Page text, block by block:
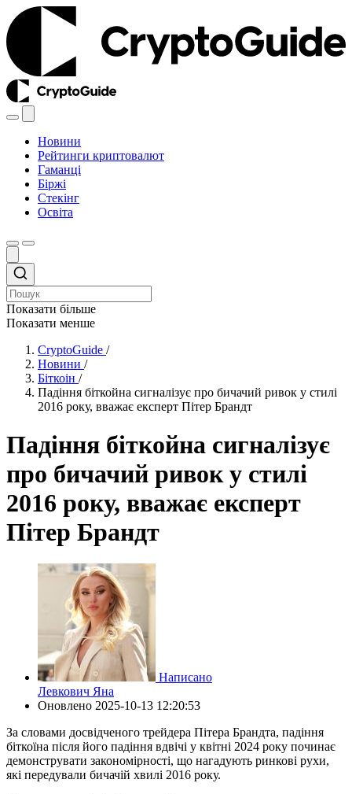
Новини
Рейтинги криптовалют
Гаманці
Біржі
Стекінг
Освіта
Показати більше
Показати менше
CryptoGuide /
Новини /
Біткоін /
Падіння біткойна сигналізує про бичачий ривок у стилі
2016 року, вважає експерт Пітер Брандт
Падіння біткойна сигналізує
про бичачий ривок у стилі
2016 року, вважає експерт
Пітер Брандт
Написано
Левкович Яна
Оновлено 2025-10-13 12:20:53
За словами досвідченого трейдера Пітера Брандта, падіння
біткоїна після його падіння вдвічі у квітні 2024 року починає
демонструвати закономірності, що нагадують ринкові рухи,
які передували бичачій хвилі 2016 року.